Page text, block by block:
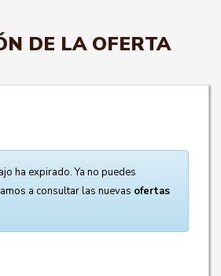
DE LA OFERTA
ha expirado. Ya no puedes
a consultar las nuevas ofertas